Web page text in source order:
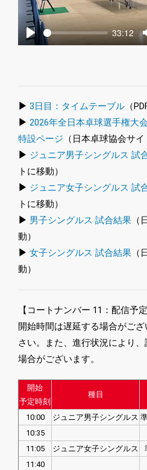
Play
33:12
▶ 3日目：タイムテーブル （
▶ 2026年全日本卓球選手権大
特設ページ （日本卓球協会サイ
▶ ジュニア男子シングルス 試
トに移動）
▶ ジュニア女子シングルス 試
トに移動）
▶ 男子シングルス 試合結果
動）
▶ 女子シングルス 試合結果
動）
【コートナンバー 11：配信予
開始時間は遅延する場合がご
さい。また、進行状況により
場合がございます。
開始
予定時刻
種目
10:00 ジュニア男子シングルス
10:35
11:05
ジュニア女子シングルス
11:40